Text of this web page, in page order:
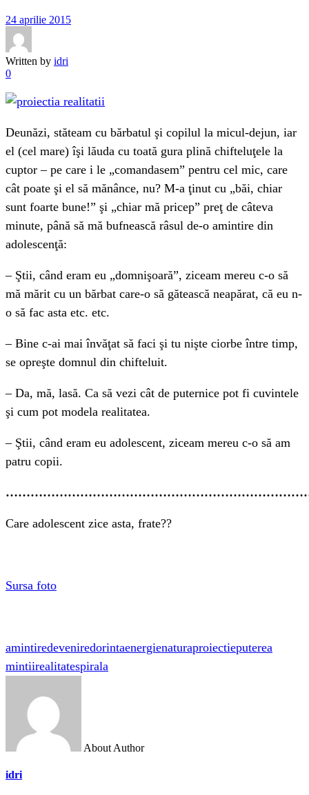
24 aprilie 2015
Written by idri
0
Deunăzi, stăteam cu bărbatul şi copilul la micul-dejun, iar
el (cel mare) îşi lăuda cu toată gura plină chifteluţele la
cuptor – pe care i le „comandasem” pentru cel mic, care
cât poate şi el să mănânce, nu? M-a ţinut cu „băi, chiar
sunt foarte bune!” şi „chiar mă pricep” preţ de câteva
minute, până să mă bufnească râsul de-o amintire din
adolescenţă:
– Ştii, când eram eu „domnişoară”, ziceam mereu c-o să
mă mărit cu un bărbat care-o să gătească neapărat, că eu n-
o să fac asta etc. etc.
– Bine c-ai mai învăţat să faci şi tu nişte ciorbe între timp,
se opreşte domnul din chifteluit.
– Da, mă, lasă. Ca să vezi cât de puternice pot fi cuvintele
şi cum pot modela realitatea.
– Ştii, când eram eu adolescent, ziceam mereu c-o să am
patru copii.
Care adolescent zice asta, frate??
Sursa foto
amintiredeveniredorintaenergienaturaproiectieputerea
mintiirealitatespirala
About Author
idri